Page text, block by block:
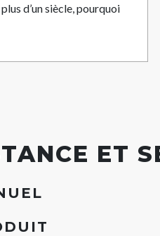
d’un siècle, pourquoi
ET